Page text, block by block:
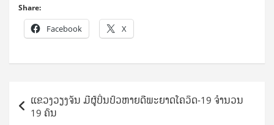
Share:
Facebook X
navigation
ແຂວງວຽງຈັນ ມີຜູ້ປິ່ນປົວຫາຍດີພະຍາດໂຄວິດ-19 ຈຳນວນ
19 ຄົນ